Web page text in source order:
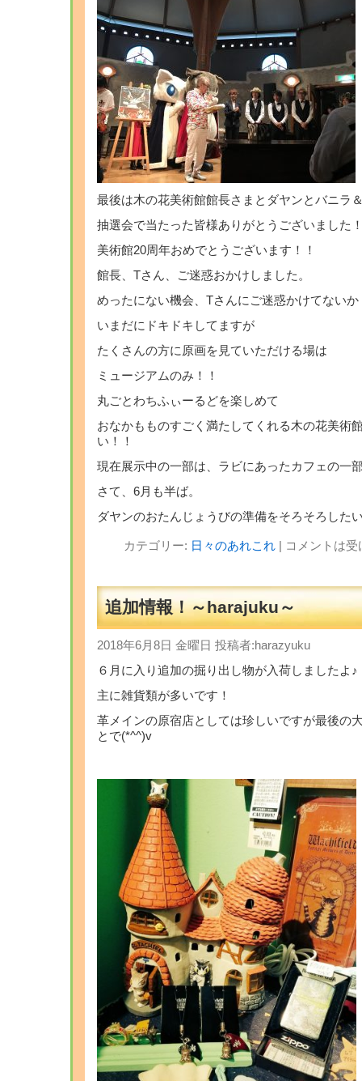
最後は木の花美術館館長さまとダヤンとバニラ
抽選会で当たった皆様ありがとうございました
美術館20周年おめでとうございます！！
館長、Tさん、ご迷惑おかけしました。
めったにない機会、Tさんにご迷惑かけてないか
いまだにドキドキしてますが
たくさんの方に原画を見ていただける場は
ミュージアムのみ！！
丸ごとわちふぃーるどを楽しめて
おなかもものすごく満たしてくれる木の花美術
い！！
現在展示中の一部は、ラビにあったカフェの一
さて、6月も半ば。
ダヤンのおたんじょうびの準備をそろそろした
カテゴリー: 日々のあれこれ| コメントは
追加情報！～harajuku～
2018年6月8日 金曜日 投稿者:harazyuku
６月に入り追加の掘り出し物が入荷しましたよ♪
主に雑貨類が多いです！
革メインの原宿店としては珍しいですが最後の
とで(*^^)v